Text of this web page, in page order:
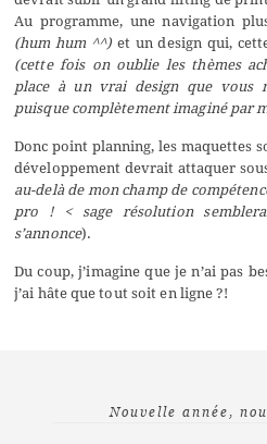
Au programme, une navigation
(hum hum ^^) et un design qui,
(cette fois on oublie les thèmes
place à un vrai design que vous
puisque complètement imaginé par
Donc point planning, les maquettes
développement devrait attaquer
au-delà de mon champ de
pro ! < sage résolution
s’annonce).
Du coup, j’imagine que je n’ai pas
j’ai hâte que tout soit en ligne ?!
Nouvelle année,